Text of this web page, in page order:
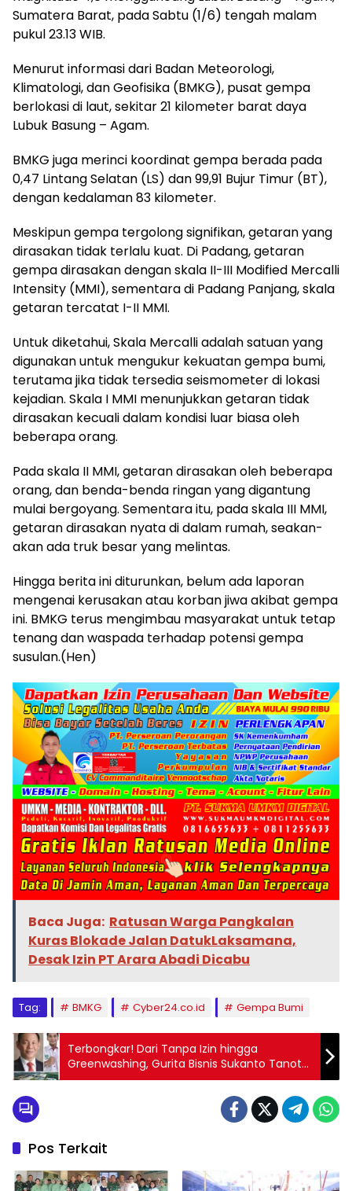
Sumatera Barat, pada Sabtu (1/6) tengah malam
pukul 23.13 WIB.
Menurut informasi dari Badan Meteorologi,
Klimatologi, dan Geofisika (BMKG), pusat gempa
berlokasi di laut, sekitar 21 kilometer barat daya
Lubuk Basung – Agam.
BMKG juga merinci koordinat gempa berada pada
0,47 Lintang Selatan (LS) dan 99,91 Bujur Timur (BT),
dengan kedalaman 83 kilometer.
Meskipun gempa tergolong signifikan, getaran yang
dirasakan tidak terlalu kuat. Di Padang, getaran
gempa dirasakan dengan skala II-III Modified Mercalli
Intensity (MMI), sementara di Padang Panjang, skala
getaran tercatat I-II MMI.
Untuk diketahui, Skala Mercalli adalah satuan yang
digunakan untuk mengukur kekuatan gempa bumi,
terutama jika tidak tersedia seismometer di lokasi
kejadian. Skala I MMI menunjukkan getaran tidak
dirasakan kecuali dalam kondisi luar biasa oleh
beberapa orang.
Pada skala II MMI, getaran dirasakan oleh beberapa
orang, dan benda-benda ringan yang digantung
mulai bergoyang. Sementara itu, pada skala III MMI,
getaran dirasakan nyata di dalam rumah, seakan-
akan ada truk besar yang melintas.
Hingga berita ini diturunkan, belum ada laporan
mengenai kerusakan atau korban jiwa akibat gempa
ini. BMKG terus mengimbau masyarakat untuk tetap
tenang dan waspada terhadap potensi gempa
susulan.(Hen)
Baca Juga: Ratusan Warga Pangkalan
Kuras Blokade Jalan DatukLaksamana,
Desak Izin PT Arara Abadi Dicabu
Tag: BMKG Cyber24.co.id Gempa Bumi
Terbongkar! Dari Tanpa Izin hingga
Greenwashing, Gurita Bisnis Sukanto Tanoto
Tak Patuh Hukum?
Pos Terkait